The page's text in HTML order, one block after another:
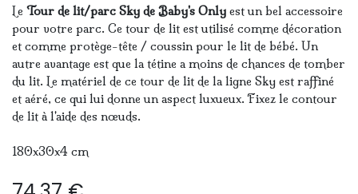
Le Tour de lit/parc Sky de Baby's Only est un bel accessoire
pour votre parc. Ce tour de lit est utilisé comme décoration
et comme protège-tête / coussin pour le lit de bébé. Un
autre avantage est que la tétine a moins de chances de tomber
du lit. Le matériel de ce tour de lit de la ligne Sky est raffiné
et aéré, ce qui lui donne un aspect luxueux. Fixez le contour
de lit à l'aide des nœuds.
180x30x4 cm